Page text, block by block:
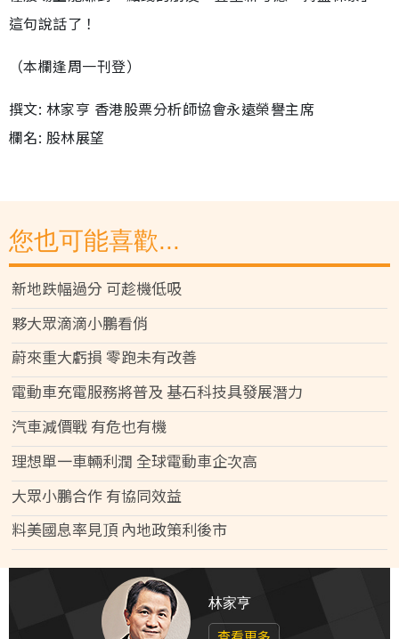
這句說話了！
（本欄逢周一刊登）
撰文: 林家亨 香港股票分析師協會永遠榮譽主席
欄名: 股林展望
您也可能喜歡...
新地跌幅過分 可趁機低吸
夥大眾滴滴小鵬看俏
蔚來重大虧損 零跑未有改善
電動車充電服務將普及 基石科技具發展潛力
汽車減價戰 有危也有機
理想單一車輛利潤 全球電動車企次高
大眾小鵬合作 有協同效益
料美國息率見頂 內地政策利後市
林家亨